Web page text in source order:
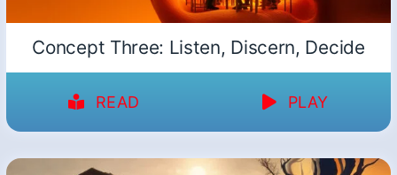
Concept Three: Listen, Discern, Decide
READ PLAY